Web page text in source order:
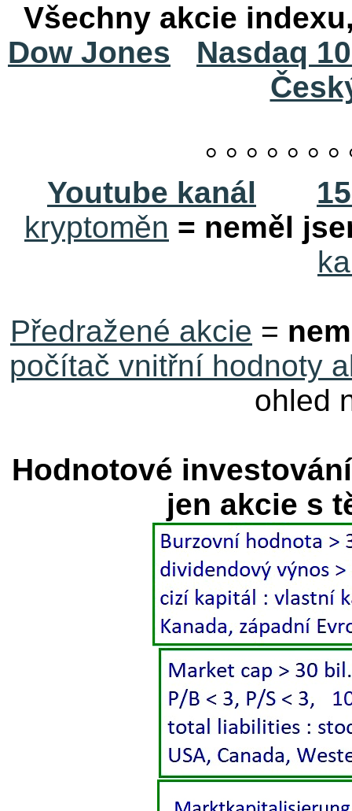
Všechny akcie
Dow Jones
Nasdaq
° ° ° ° ° ° °
Youtube kanál
kryptoměn = neměl
Předražené akcie =
počítač vnitřní hodnoty
ohled
Hodnotové
jen akcie s